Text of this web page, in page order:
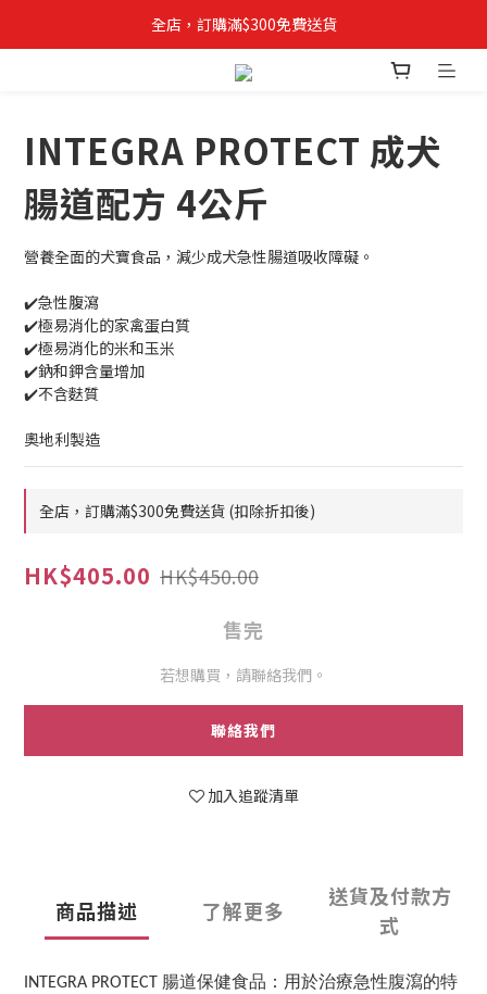
全店，訂購滿$300免費送貨
✨立即登記成為VIPETS會員📝購物儲積分, 積分當錢用
INTEGRA PROTECT 成犬
腸道配方 4公斤
營養全面的犬寶食品，減少成犬急性腸道吸收障礙。
✔️急性腹瀉
✔️極易消化的家禽蛋白質
✔️極易消化的米和玉米
✔️鈉和鉀含量增加
✔️不含麩質
奧地利製造
全店，訂購滿$300免費送貨 (扣除折扣後)
HK$405.00 HK$450.00
售完
若想購買，請聯絡我們。
聯絡我們
加入追蹤清單
商品描述 了解更多
送貨及付款方
式
INTEGRA PROTECT 腸道保健食品：用於治療急性腹瀉的特